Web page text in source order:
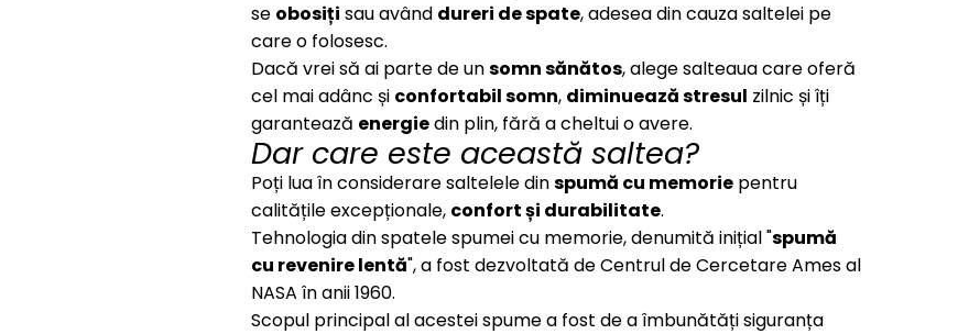
se obosiți sau având dureri de spate, adesea din cauza saltelei pe
care o folosesc.
Dacă vrei să ai parte de unsomn sănătos, alege salteaua care oferă
cel mai adânc și confortabil somn, diminuează stresul zilnic și îți
garantează energiedin plin, fără a cheltui o avere.
Dar care este această saltea?
Poți lua în considerare saltelele dinspumă cu memorie pentru
calitățile excepționale, confort și durabilitate.
Tehnologia din spatele spumei cu memorie, denumită inițial "spumă
cu revenire lentă", a fost dezvoltată de Centrul de Cercetare Ames al
NASA în anii 1960.
Scopul principal al acestei spume a fost de a îmbunătăți siguranța